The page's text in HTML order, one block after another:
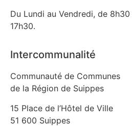
Du Lundi au Vendredi, de
17h30.
Intercommunalité
Communauté de Communes
de la Région de Suippes
15 Place de l’Hôtel de Ville
51 600 Suippes